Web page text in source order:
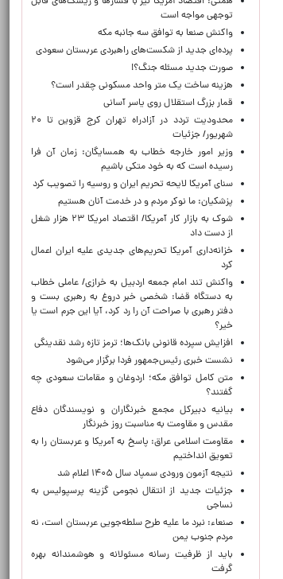
توجهی مواجه است
واکنش صنعا به توافق سه جانبه مکه
پرده‌ای جدید از شکست‌های راهبردی عربستان سعودی
صورت جدید مسئله جنگ؟!
هزینه ساخت یک متر واحد مسکونی چقدر است؟
قمار بزرگ استقلال روی یاسر آسانی
محدودیت تردد در آزادراه تهران کرج قزوین تا ۲۰
شهریور/ جزئیات
وزیر امور خارجه خطاب به همسایگان: زمان آن فرا
رسیده است که به خود متکی باشیم
سنای آمریکا لایحه تحریم ایران و روسیه را تصویب کرد
پزشکیان: ما نوکر مردم و در خدمت آنان هستیم
شوک به بازار کار آمریکا/ اقتصاد امریکا ۲۳ هزار شغل
از دست داد
خزانه‌داری آمریکا تحریم‌های جدیدی علیه ایران اعمال
کرد
واکنش تند امام جمعه اردبیل به خرازی/ عاملی خطاب
به دستگاه قضا: شخصی خبر دروغ به رهبری بست و
دفتر رهبری با صراحت آن را رد کرد، آیا این جرم است یا
خیر؟
افزایش سپرده قانونی بانک‌ها؛ ترمز تازه رشد نقدینگی
نشست خبری رئیس‌جمهور فردا برگزار می‌شود
متن کامل توافق مکه؛ اردوغان و مقامات سعودی چه
گفتند؟
بیانیه دبیرکل مجمع خبرنگاران و نویسندگان دفاع
مقدس و مقاومت به مناسبت روز خبرنگار
مقاومت اسلامی عراق: پاسخ به آمریکا و عربستان را به
تعویق انداختیم
نتیجه آزمون ورودی سمپاد سال ۱۴۰۵ اعلام شد
جزئیات جدید از انتقال نجومی گزینه پرسپولیس به
نساجی
صنعاء: نبرد ما علیه طرح سلطه‌جویی عربستان است، نه
مردم جنوب یمن
باید از ظرفیت رسانه مسئولانه و هوشمندانه بهره
گرفت